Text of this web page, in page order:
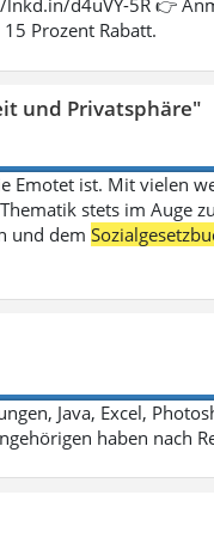
d4uVY-5R 👉
Prozent Rabatt.
und Privatsphäre"
Emotet ist. Mit vielen
stets im
und dem
Java, Excel,
haben nach